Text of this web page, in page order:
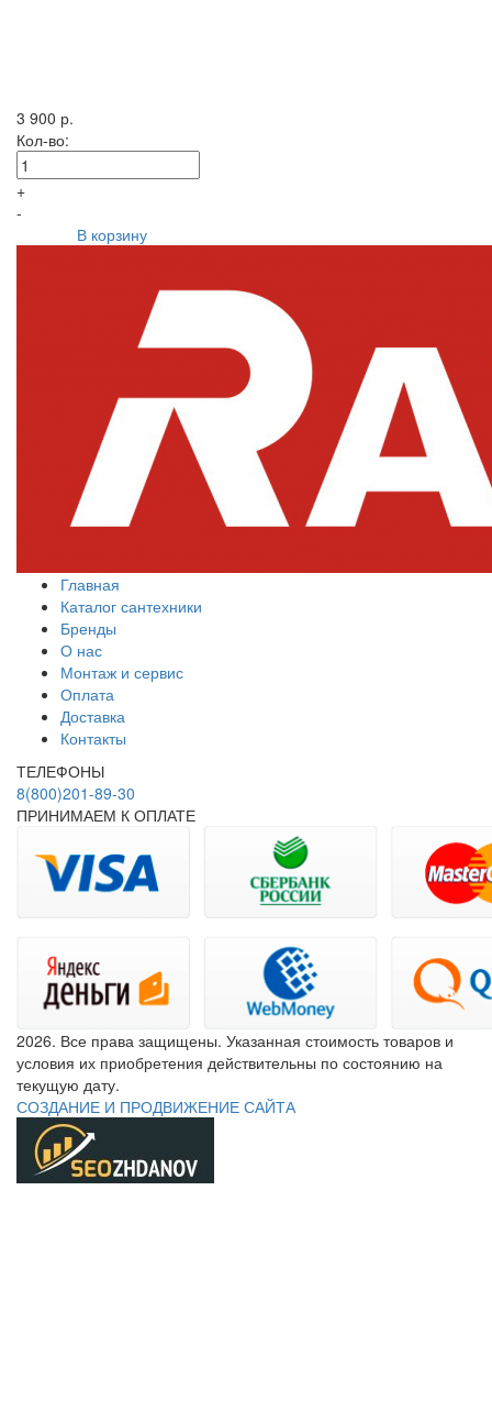
3 900 р.
Кол-во:
+
-
В корзину
Главная
Каталог сантехники
Бренды
О нас
Монтаж и сервис
Оплата
Доставка
Контакты
ТЕЛЕФОНЫ
8(800)201-89-30
ПРИНИМАЕМ К ОПЛАТЕ
2026. Все права защищены. Указанная стоимость товаров и
условия их приобретения действительны по состоянию на
текущую дату.
СОЗДАНИЕ И ПРОДВИЖЕНИЕ САЙТА